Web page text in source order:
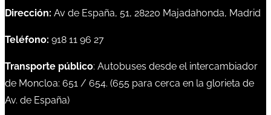
Dirección: Av de España, 51, 28220 Majadahonda, Madrid
Teléfono: 918 11 96 27
Transporte público: Autobuses desde el intercambiador
de Moncloa: 651 / 654. (655 para cerca en la glorieta de
Av. de España)